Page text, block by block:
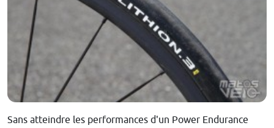
Sans atteindre les performances d'un Power Endurance